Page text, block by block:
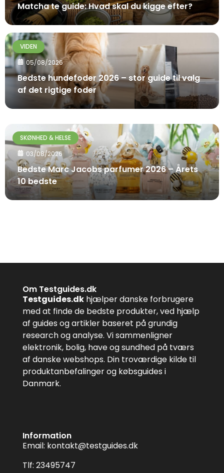
Matcha te guide: Hvad skal du kigge efter?
VIDEN
05/08/2026
Bedste hundefoder 2026 – stor guide til valg
af det rigtige foder
SKØNHED & HELSE
03/08/2026
Bedste Marc Jacobs parfumer 2026 – Årets
10 bedste
Om Testguides.dk
Testguides.dk hjælper danske forbrugere
med at finde de bedste produkter, ved hjælp
af guides og artikler baseret på grundig
research og analyse. Vi sammenligner
elektronik, bolig, have og sundhed på tværs
af danske webshops. Din troværdige kilde til
produktanbefalinger og købsguides i
Danmark.
Information
Email: kontakt@testguides.dk
Tlf: 23495747